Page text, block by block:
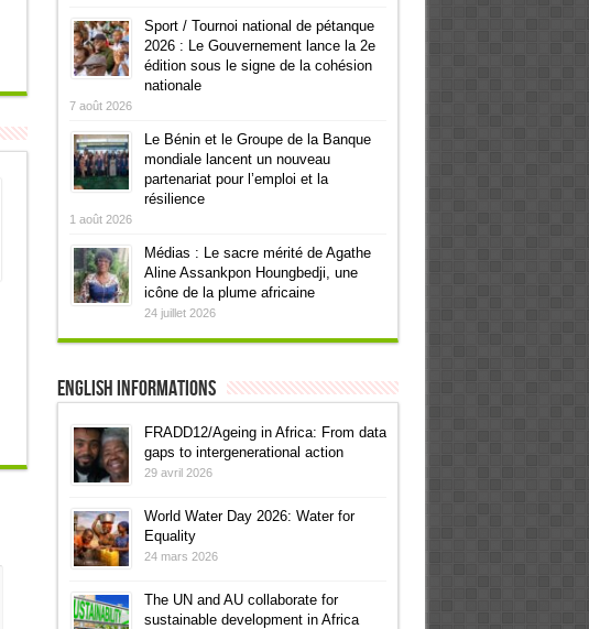
Sport / Tournoi national de pétanque
2026 : Le Gouvernement lance la 2e
édition sous le signe de la cohésion
nationale
7 août 2026
Le Bénin et le Groupe de la Banque
mondiale lancent un nouveau
partenariat pour l’emploi et la
résilience
1 août 2026
Médias : Le sacre mérité de Agathe
Aline Assankpon Houngbedji, une
icône de la plume africaine
24 juillet 2026
English informations
FRADD12/Ageing in Africa: From data
gaps to intergenerational action
29 avril 2026
World Water Day 2026: Water for
Equality
24 mars 2026
The UN and AU collaborate for
sustainable development in Africa